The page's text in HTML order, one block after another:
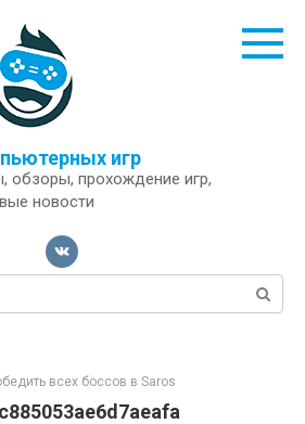
игр
обзоры, прохождение игр,
новости
всех боссов в Saros